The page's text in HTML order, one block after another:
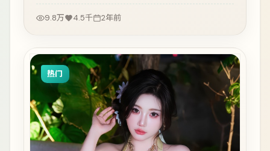
9.8万 4.5千 2年前
热门